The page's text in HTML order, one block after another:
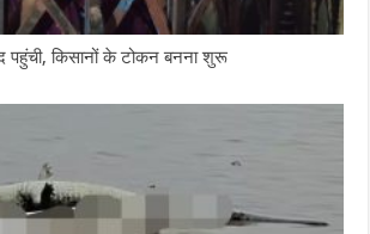
पहुंची, किसानों के टोकन बनना शुरू